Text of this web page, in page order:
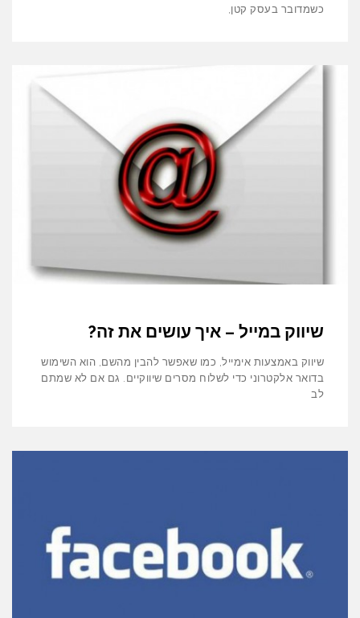
כשמדובר בעסק קטן,
שיווק במייל – איך עושים את זה?
שיווק באמצעות אימייל, כמו שאפשר להבין מהשם, הוא השימוש
בדואר אלקטרוני כדי לשלוח מסרים שיווקיים. גם אם לא שמתם
לב